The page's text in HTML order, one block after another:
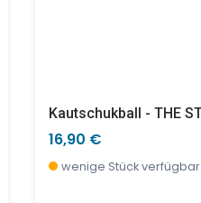
16,90 €
wenige Stück verfügbar